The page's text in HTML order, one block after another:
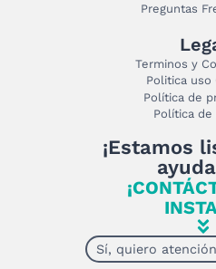
Preguntas
Terminos y
Politica uso
Política de
Política de
¡Estamos
Sí, quiero